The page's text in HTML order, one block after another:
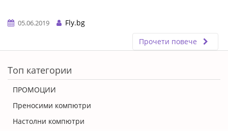
05.06.2019
Fly.bg
Прочети повече
Топ категории
ПРОМОЦИИ
Преносими компютри
Настолни компютри